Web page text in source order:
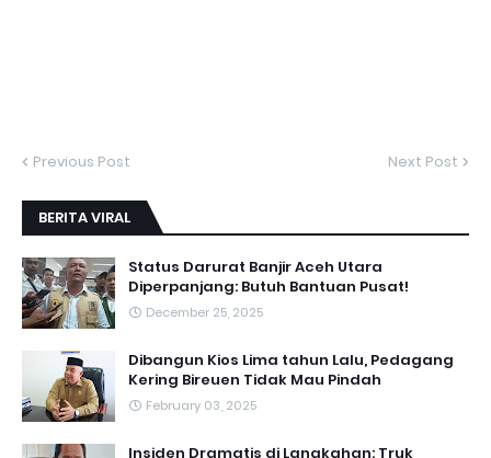
Previous Post Next Post
BERITA VIRAL
Status Darurat Banjir Aceh Utara
Diperpanjang: Butuh Bantuan Pusat!
December 25, 2025
Dibangun Kios Lima tahun Lalu, Pedagang
Kering Bireuen Tidak Mau Pindah
February 03, 2025
Insiden Dramatis di Langkahan: Truk